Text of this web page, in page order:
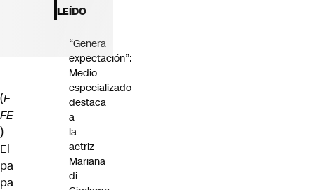
(E
FE
) –
El
pa
pa
LEÍDO
“Genera
expectación”:
Medio
especializado
destaca
a
la
actriz
Mariana
di